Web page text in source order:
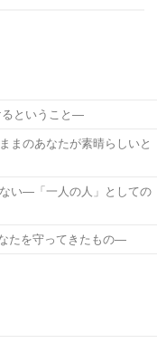
るということ―
まのあなたが素晴らしいと
い―「一人の人」としての
たを守ってきたもの―